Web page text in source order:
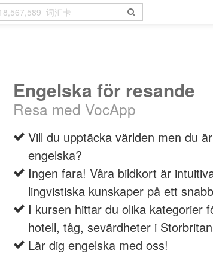
Engelska för resande
Resa med VocApp
Vill du upptäcka världen men du
engelska?
Ingen fara! Våra bildkort är
lingvistiska kunskaper på ett
I kursen hittar du olika kategorier
hotell, tåg, sevärdheter i
Lär dig engelska med oss!